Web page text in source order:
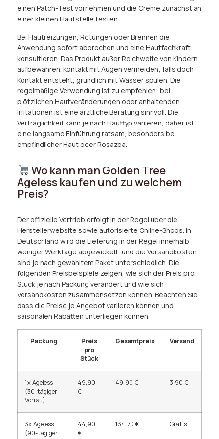
einen Patch-Test vornehmen und die Creme zunächst an
einer kleinen Hautstelle testen.
Bei Hautreizungen, Rötungen oder Brennen die
Anwendung sofort abbrechen und eine Hautfachkraft
konsultieren. Das Produkt außer Reichweite von Kindern
aufbewahren. Kontakt mit Augen vermeiden; falls doch
Kontakt entsteht, gründlich mit Wasser spülen. Die
regelmäßige Verwendung ist zu empfehlen; bei
plötzlichen Hautveränderungen oder anhaltenden
Irritationen ist eine ärztliche Beratung sinnvoll. Die
Verträglichkeit kann je nach Hauttyp variieren, daher ist
eine langsame Einführung ratsam, besonders bei
empfindlicher Haut oder Rosazea.
Wo kann man Golden Tree
Ageless kaufen und zu welchem
Preis?
Der offizielle Vertrieb erfolgt in der Regel über die
Herstellerwebsite sowie autorisierte Online-Shops. In
Deutschland wird die Lieferung in der Regel innerhalb
weniger Werktage abgewickelt, und die Versandkosten
sind je nach gewähltem Paket unterschiedlich. Die
folgenden Preisbeispiele zeigen, wie sich der Preis pro
Stück je nach Packung verändert und wie sich
Versandkosten zusammensetzen können. Beachten Sie,
dass die Preise je Angebot variieren können und
saisonalen Rabatten unterliegen können.
Packung
Preis
pro
Stück
Gesamtpreis Versand
1x Ageless
(30-tägiger
Vorrat)
49,90
€
49,90 € 3,90 €
3x Ageless
(90-tägiger
44,90
€
134,70 € Gratis